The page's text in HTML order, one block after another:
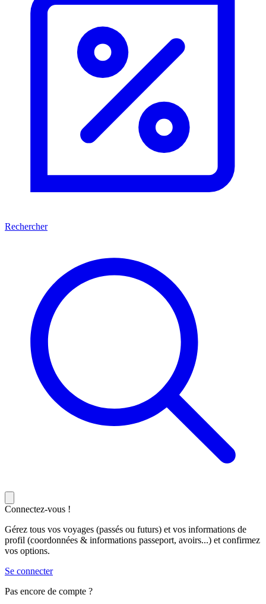
Rechercher
Connectez-vous !
Gérez tous vos voyages (passés ou futurs) et vos informations de
profil (coordonnées & informations passeport, avoirs...) et confirmez
vos options.
Se connecter
Pas encore de compte ?